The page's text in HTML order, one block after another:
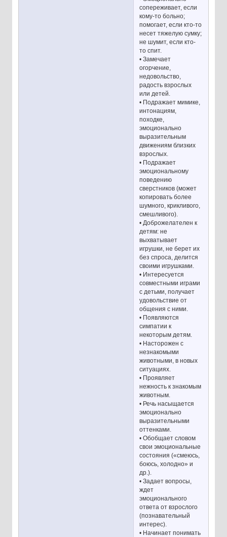
сопереживает, если
кому-то больно;
помогает, если кто-то
несет тяжелую сумку;
не шумит, если кто-
то спит.
• Замечает
огорчение,
недовольство,
радость взрослых
или детей.
• Подражает мимике,
интонациям,
походке,
эмоционально
выразительным
движениям близких
взрослых.
• Подражает
эмоциональному
поведению
сверстников (может
копировать более
шумного, крикливого,
смешливого).
• Доброжелателен к
детям: не
выхватывает
игрушки, не берет их
без спроса, делится
своими игрушками.
• Интересуется
совместными играми
с детьми, получает
удовольствие от
общения с ними.
• Появляются
симпатии к
некоторым детям.
• Насторожен с
незнакомыми
животными, в новых
ситуациях.
• Проявляет
нежность к знакомым
животным.
• Речь насыщается
эмоционально
выразительными
оттенками.
• Обобщает словом
свои эмоциональные
состояния («смеюсь,
боюсь, холодно» и
др.).
• Задает вопросы,
ждет
эмоционального
ответа от взрослого
(познавательный
интерес).
• Начинает понимать